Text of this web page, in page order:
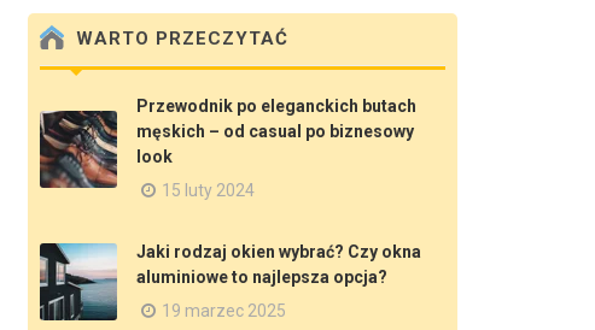
WARTO PRZECZYTAĆ
Przewodnik po eleganckich butach
męskich – od casual po biznesowy
look
15 luty 2024
Jaki rodzaj okien wybrać? Czy okna
aluminiowe to najlepsza opcja?
19 marzec 2025